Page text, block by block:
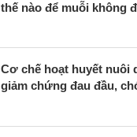
thế nào để muỗi không
Cơ chế hoạt huyết nuôi
giảm chứng đau đầu,